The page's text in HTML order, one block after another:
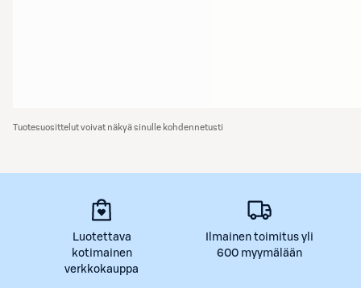
Tuotesuosittelut voivat näkyä sinulle kohdennetusti
Luotettava
kotimainen
verkkokauppa
Ilmainen toimitus yli
600 myymälään